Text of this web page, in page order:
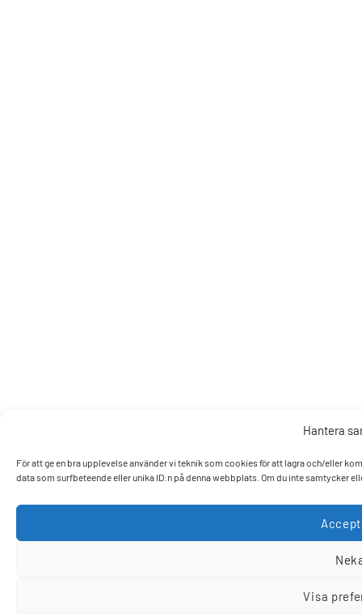
Hantera
För att ge en bra upplevelse använder vi teknik som cookies för att lagra och/eller
data som surfbeteende eller unika ID:n på denna webbplats. Om du inte samtycker
Visa